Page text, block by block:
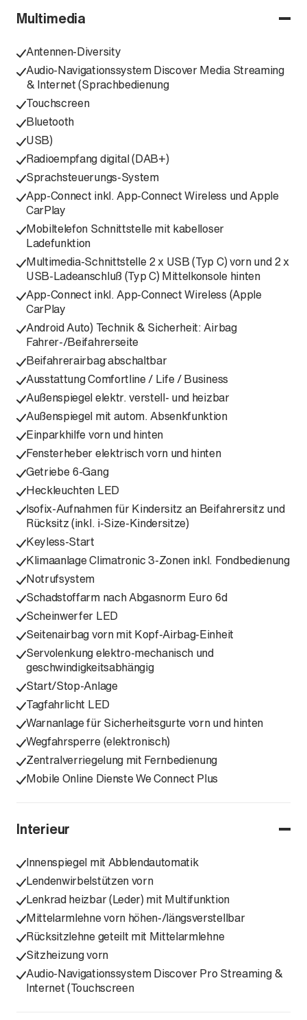
Multimedia
Antennen-Diversity
Audio-Navigationssystem Discover Media Streaming
& Internet (Sprachbedienung
Touchscreen
Bluetooth
USB)
Radioempfang digital (DAB+)
Sprachsteuerungs-System
App-Connect inkl. App-Connect Wireless und Apple
CarPlay
Mobiltelefon Schnittstelle mit kabelloser
Ladefunktion
Multimedia-Schnittstelle 2 x USB (Typ C) vorn und 2 x
USB-Ladeanschluß (Typ C) Mittelkonsole hinten
App-Connect inkl. App-Connect Wireless (Apple
CarPlay
Android Auto) Technik & Sicherheit: Airbag
Fahrer-/Beifahrerseite
Beifahrerairbag abschaltbar
Ausstattung Comfortline / Life / Business
Außenspiegel elektr. verstell- und heizbar
Außenspiegel mit autom. Absenkfunktion
Einparkhilfe vorn und hinten
Fensterheber elektrisch vorn und hinten
Getriebe 6-Gang
Heckleuchten LED
Isofix-Aufnahmen für Kindersitz an Beifahrersitz und
Rücksitz (inkl. i-Size-Kindersitze)
Keyless-Start
Klimaanlage Climatronic 3-Zonen inkl. Fondbedienung
Notrufsystem
Schadstoffarm nach Abgasnorm Euro 6d
Scheinwerfer LED
Seitenairbag vorn mit Kopf-Airbag-Einheit
Servolenkung elektro-mechanisch und
geschwindigkeitsabhängig
Start/Stop-Anlage
Tagfahrlicht LED
Warnanlage für Sicherheitsgurte vorn und hinten
Wegfahrsperre (elektronisch)
Zentralverriegelung mit Fernbedienung
Mobile Online Dienste We Connect Plus
Interieur
Innenspiegel mit Abblendautomatik
Lendenwirbelstützen vorn
Lenkrad heizbar (Leder) mit Multifunktion
Mittelarmlehne vorn höhen-/längsverstellbar
Rücksitzlehne geteilt mit Mittelarmlehne
Sitzheizung vorn
Audio-Navigationssystem Discover Pro Streaming &
Internet (Touchscreen